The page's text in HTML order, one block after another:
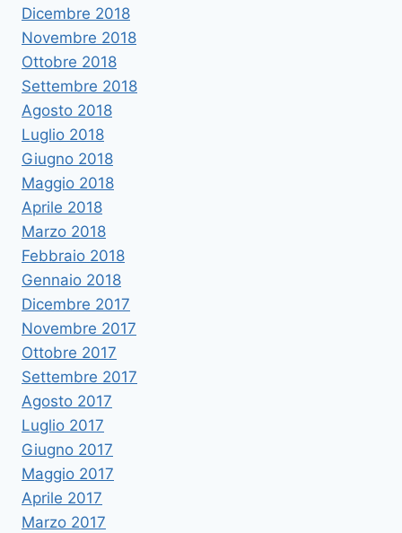
Dicembre 2018
Novembre 2018
Ottobre 2018
Settembre 2018
Agosto 2018
Luglio 2018
Giugno 2018
Maggio 2018
Aprile 2018
Marzo 2018
Febbraio 2018
Gennaio 2018
Dicembre 2017
Novembre 2017
Ottobre 2017
Settembre 2017
Agosto 2017
Luglio 2017
Giugno 2017
Maggio 2017
Aprile 2017
Marzo 2017